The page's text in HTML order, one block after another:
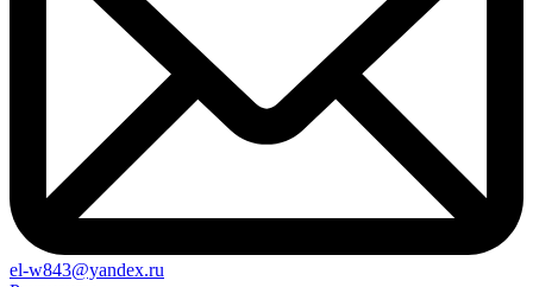
el-w843@yandex.ru